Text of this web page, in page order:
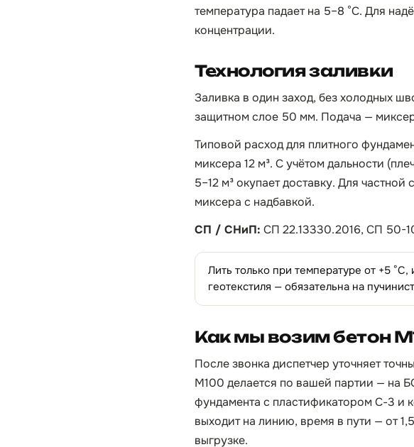
температура падает на 5–8 °C. Для
концентрации.
Технология заливки
Заливка в один заход, без холодных
защитном слое 50 мм. Подача —
Типовой расход для плитного
миксера 12 м³. С учётом дальности
5–12 м³ окупает доставку. Для
миксера с надбавкой.
СП / СНиП: СП 22.13330.2016, СП 50-
Лить только при температуре от +5
геотекстиля — обязательна на
Как мы возим бетон
После звонка диспетчер уточняет
М100 делается по вашей партии — на
фундамента с пластификатором С-3 и
выходит на линию, время в пути — от
выгрузке.